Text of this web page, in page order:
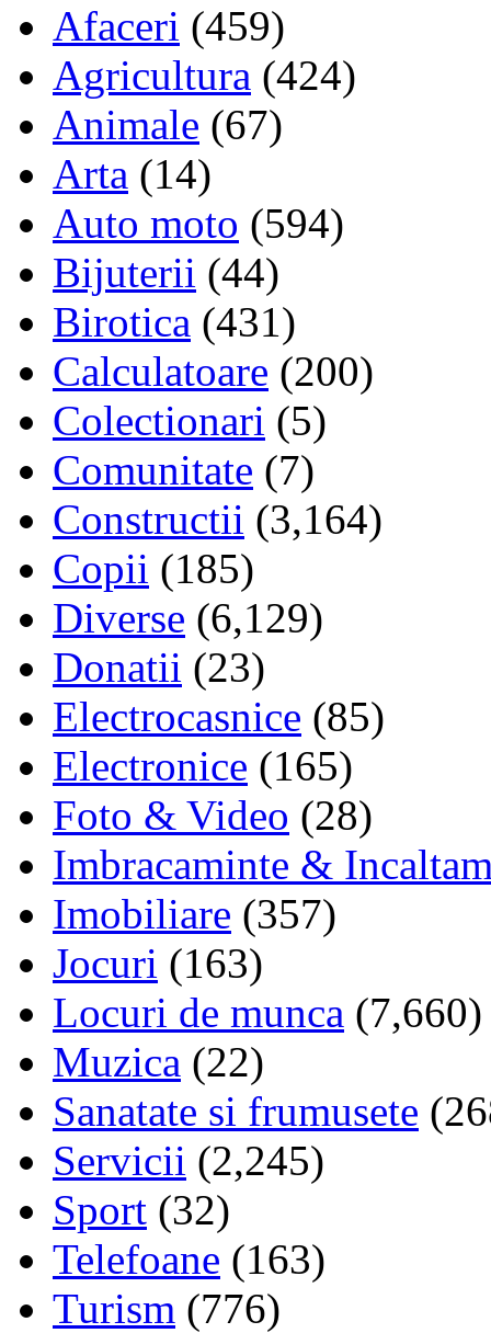
Afaceri (459)
Agricultura (424)
Animale (67)
Arta (14)
Auto moto (594)
Bijuterii (44)
Birotica (431)
Calculatoare (200)
Colectionari (5)
Comunitate (7)
Constructii (3,164)
Copii (185)
Diverse (6,129)
Donatii (23)
Electrocasnice (85)
Electronice (165)
Foto & Video (28)
Imbracaminte &
Imobiliare (357)
Jocuri (163)
Locuri de munca (7,660)
Muzica (22)
Sanatate si frumusete
Servicii (2,245)
Sport (32)
Telefoane (163)
Turism (776)